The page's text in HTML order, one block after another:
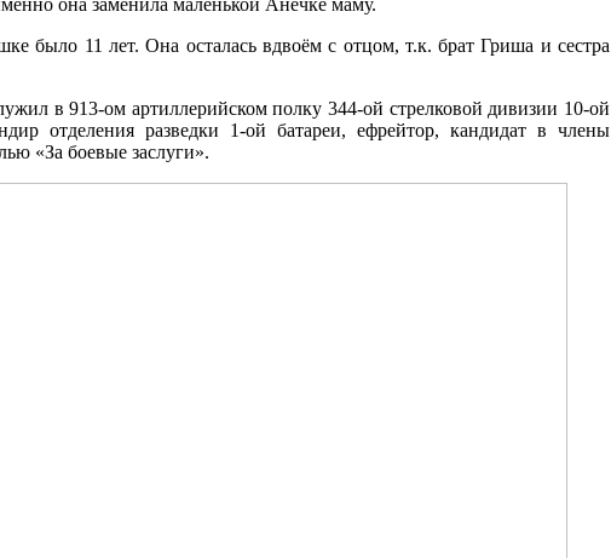
она заменила маленькой Анечке маму.
было 11 лет. Она осталась вдвоём с отцом, т.к. брат Гриша и сестра
в 913-ом артиллерийском полку 344-ой стрелковой дивизии 10-ой
отделения разведки 1-ой батареи, ефрейтор, кандидат в члены
«За боевые заслуги».